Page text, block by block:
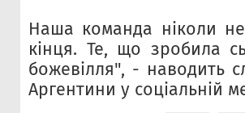
Наша команда ніколи
кінця. Те, що зробила
божевілля", - наводить
Аргентини у соціальній